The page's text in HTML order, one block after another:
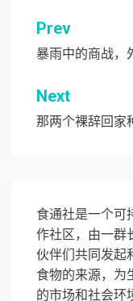
文
章
导
航
Prev
暴雨中的商战，
Next
那两个裸辞回家
食通社是一个可
作社区，由一群
伙伴们共同发起
食物的来源，为
的市场和社会环